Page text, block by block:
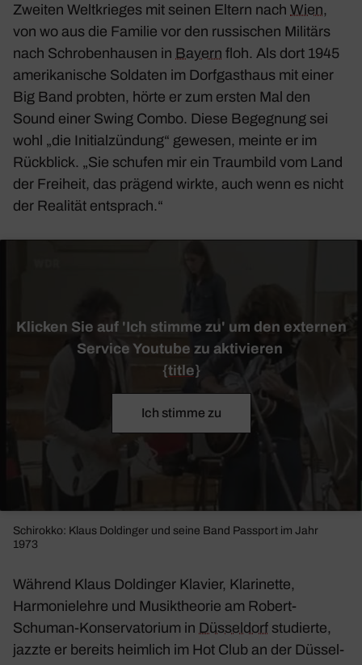
Zweiten Welt­krieges mit seinen Eltern nach Wien,
von wo aus die Familie vor den russi­schen Mili­tärs
nach Schro­ben­hausen in Bayern floh. Als dort 1945
ameri­ka­ni­sche Soldaten im Dorf­gast­haus mit einer
Big Band probten, hörte er zum ersten Mal den
Sound einer Swing Combo. Diese Begeg­nung sei
wohl „die Initi­al­zün­dung“ gewesen, meinte er im
Rück­blick. „Sie schufen mir ein Traum­bild vom Land
der Frei­heit, das prägend wirkte, auch wenn es nicht
der Realität entsprach.“
Klicken Sie auf 'Ich stimme zu' um den externen
Service Youtube zu aktivieren
{title}
Ich stimme zu
Schi­rokko: Klaus Doldinger und seine Band Pass­port im Jahr
1973
Während Klaus Doldinger Klavier, Klari­nette,
Harmo­nie­lehre und Musik­theorie am Robert-
Schuman-Konser­va­to­rium in Düssel­dorf studierte,
jazzte er bereits heim­lich im Hot Club an der Düssel­